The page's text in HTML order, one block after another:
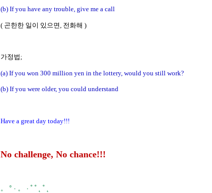
(b) If you have any trouble, give me a call
( 곤한한 일이 있으면, 전화해 )
가정법;
(a) If you won 300 million yen in the lottery, would you still work?
(b) If you were older, you could understand
Have a great day today!!!
No challenge, No chance!!!
。 ° · 。 · ˚ ˚ ˛ ˚ ˛